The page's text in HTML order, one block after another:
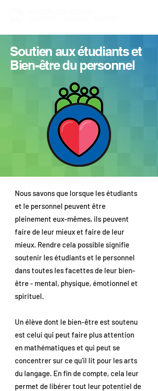
Soutien aux étudiants et
Bien-être du personnel
Nous savons que lorsque les étudiants
et le personnel peuvent être
pleinement eux-mêmes, ils peuvent
faire de leur mieux et faire de leur
mieux. Rendre cela possible signifie
soutenir les étudiants et le personnel
dans toutes les facettes de leur bien-
être - mental, physique, émotionnel et
spirituel.
Un élève dont le bien-être est soutenu
est celui qui peut faire plus attention
en mathématiques et qui peut se
concentrer sur ce qu'il lit pour les arts
du langage. En fin de compte, cela leur
permet de libérer tout leur potentiel de